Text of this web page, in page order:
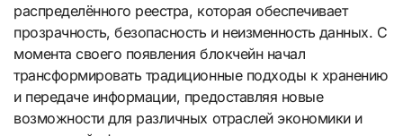
распределённого реестра, которая обеспечивает
прозрачность, безопасность и неизменность данных. С
момента своего появления блокчейн начал
трансформировать традиционные подходы к хранению
и передаче информации, предоставляя новые
возможности для различных отраслей экономики и